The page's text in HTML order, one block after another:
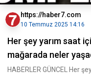
https://haber7.com
10 Temmuz 2025 14:16
Her şey yarım saat
mağarada neler
HABERLER GÜNCEL Her